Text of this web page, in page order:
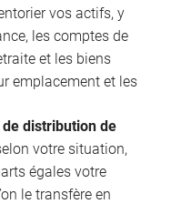
vos actifs, y
les comptes de
et les biens
emplacement et les
distribution de
votre situation,
égales votre
le transfère en